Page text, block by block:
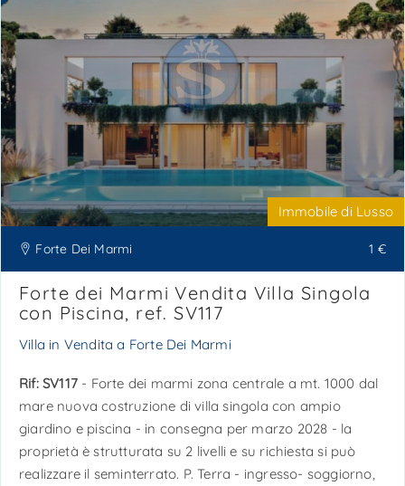
Immobile di Lusso
Forte Dei Marmi 1 €
Forte dei Marmi Vendita Villa Singola
con Piscina, ref. SV117
Villa in Vendita a Forte Dei Marmi
Rif: SV117 - Forte dei marmi zona centrale a mt. 1000 dal
mare nuova costruzione di villa singola con ampio
giardino e piscina - in consegna per marzo 2028 - la
proprietà è strutturata su 2 livelli e su richiesta si può
realizzare il seminterrato. P. Terra - ingresso- soggiorno,